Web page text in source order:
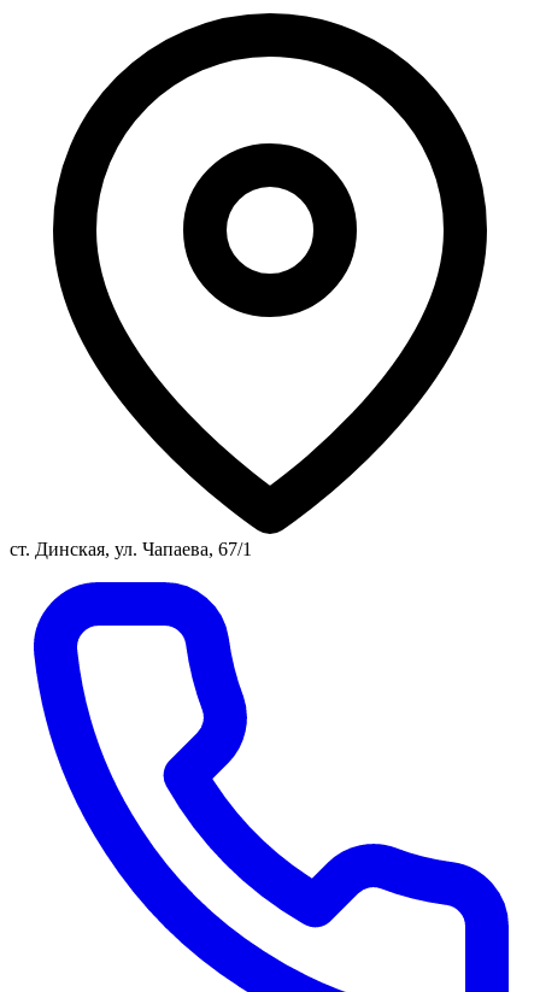
ст. Динская, ул. Чапаева, 67/1